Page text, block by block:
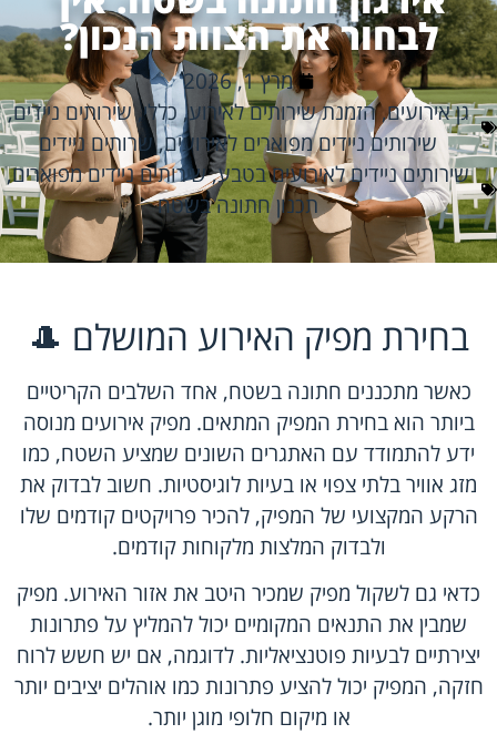
לבחור את הצוות הנכון?
מרץ 1, 2026
גן אירועים,הזמנת שירותים לאירוע,כללי,שירותים ניידים,
שירותים ניידים מפוארים לאירועים,שרותים ניידים
שירותים ניידים לאירועים בטבע,שירותים ניידים מפוארים,
תכנון חתונה בשטח
בחירת מפיק האירוע המושלם 🎩
כאשר מתכננים חתונה בשטח, אחד השלבים הקריטיים
ביותר הוא בחירת המפיק המתאים. מפיק אירועים מנוסה
ידע להתמודד עם האתגרים השונים שמציע השטח, כמו
מזג אוויר בלתי צפוי או בעיות לוגיסטיות. חשוב לבדוק את
הרקע המקצועי של המפיק, להכיר פרויקטים קודמים שלו
ולבדוק המלצות מלקוחות קודמים.
כדאי גם לשקול מפיק שמכיר היטב את אזור האירוע. מפיק
שמבין את התנאים המקומיים יכול להמליץ על פתרונות
יצירתיים לבעיות פוטנציאליות. לדוגמה, אם יש חשש לרוח
חזקה, המפיק יכול להציע פתרונות כמו אוהלים יציבים יותר
או מיקום חלופי מוגן יותר.